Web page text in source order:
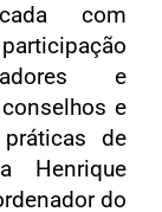
com
e
e
de
Henrique
do